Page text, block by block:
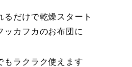
だけで乾燥スタート
ッカフカのお布団に
もラクラク使えます